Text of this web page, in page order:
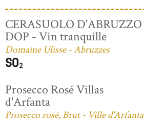
CERASUOLO D'ABRUZZO
DOP - Vin tranquille
Domaine Ulisse - Abruzzes
Prosecco Rosé Villas
d'Arfanta
Prosecco rosé, Brut - Ville d'Arfanta